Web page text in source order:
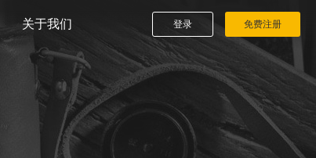
关于我们 登录 免费注册